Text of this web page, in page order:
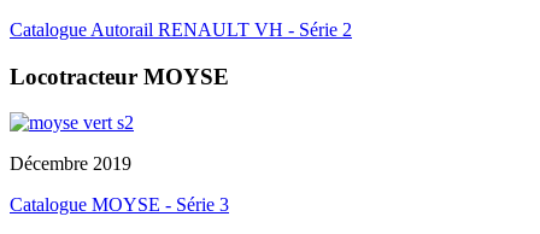
Catalogue Autorail RENAULT VH - Série 2
Locotracteur MOYSE
Décembre 2019
Catalogue MOYSE - Série 3